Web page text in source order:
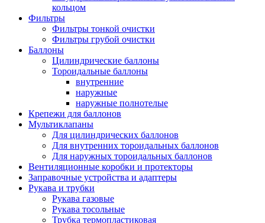
кольцом
Фильтры
Фильтры тонкой очистки
Фильтры грубой очистки
Баллоны
Цилиндрические баллоны
Тороидальные баллоны
внутренние
наружные
наружные полнотелые
Крепежи для баллонов
Мультиклапаны
Для цилиндрических баллонов
Для внутренних тороидальных баллонов
Для наружных тороидальных баллонов
Вентиляционные коробки и протекторы
Заправочные устройства и адаптеры
Рукава и трубки
Рукава газовые
Рукава тосольные
Трубка термопластиковая